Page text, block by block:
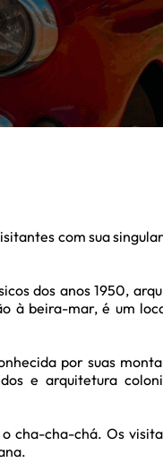
com sua
dos anos 1950,
à beira-mar, é um
por suas
e arquitetura
cha-cha-chá. Os